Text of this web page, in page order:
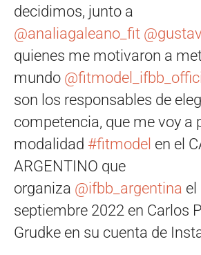
decidimos, junto a
@analiagaleano_fit
quienes me motivaron a
mundo
son los responsables de
competencia, que me voy a
modalidad #fitmodel en el
ARGENTINO que
organiza @ifbb_argentina el
septiembre 2022 en Carlos
Grudke en su cuenta de